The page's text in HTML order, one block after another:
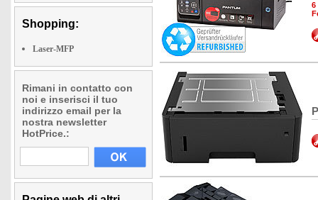
Shopping:
Laser-MFP
Rimani in contatto con
noi e inserisci il tuo
indirizzo email per la
nostra newsletter
HotPrice.:
6